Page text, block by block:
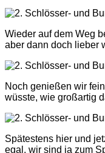
Wieder auf dem Weg
aber dann doch lieber
Noch genießen wir
wüsste, wie großartig
Spätestens hier und
egal, wir sind ja zum